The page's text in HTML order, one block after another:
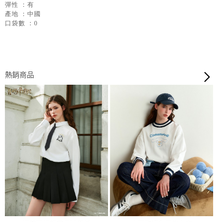
彈性 ：有
產地 ：中國
口袋數 ：0
熱銷商品